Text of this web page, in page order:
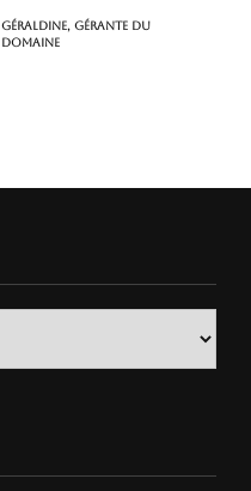
Géraldine, gérante du
domaine